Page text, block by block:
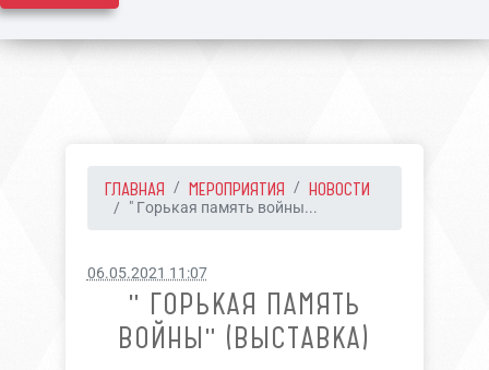
ГЛАВНАЯ МЕРОПРИЯТИЯ НОВОСТИ
" Горькая память войны...
06.05.2021 11:07
" ГОРЬКАЯ ПАМЯТЬ
ВОЙНЫ" (ВЫСТАВКА)